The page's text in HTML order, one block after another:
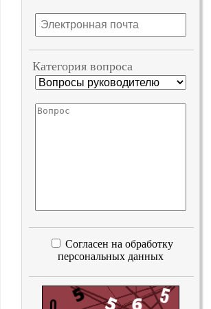
Категория вопроса
Согласен на обработку
персональных данных